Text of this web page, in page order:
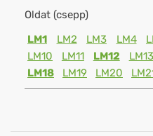
Oldat (csepp)
LM1
LM2 LM3 LM4
LM10
LM11 LM12 LM13
LM18
LM19 LM20